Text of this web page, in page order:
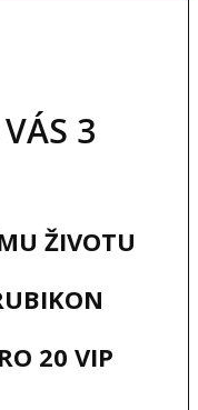
3
ŽIVOTU
20 VIP